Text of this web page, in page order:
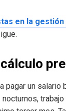
en la
pagar un